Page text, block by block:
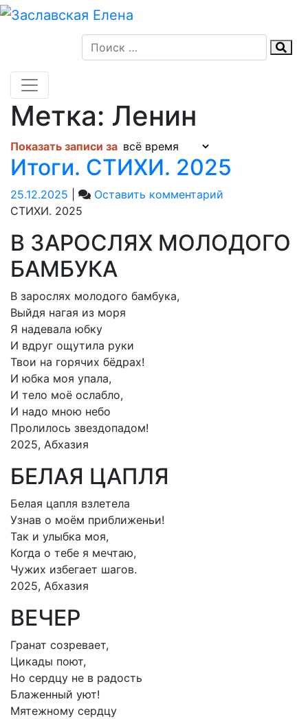
Skip
Метка: Ленин
Показать записи за
Итоги. СТИХИ. 2025
25.12.2025 Оставить комментарий
2025
СТИХИ. 2025
В ЗАРОСЛЯХ МОЛОДОГО
БАМБУКА
В зарослях молодого бамбука,
Выйдя нагая из моря
Я надевала юбку
И вдруг ощутила руки
Твои на горячих бёдрах!
И юбка моя упала,
И тело моё ослабло,
И надо мною небо
Пролилось звездопадом!
2025, Абхазия
БЕЛАЯ ЦАПЛЯ
Белая цапля взлетела
Узнав о моём приближеньи!
Так и улыбка моя,
Когда о тебе я мечтаю,
Чужих избегает шагов.
2025, Абхазия
ВЕЧЕР
Гранат созревает,
Цикады поют,
Но сердцу не в радость
Блаженный уют!
Мятежному сердцу